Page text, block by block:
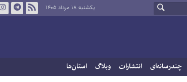
یکشنبه ۱۸ مرداد ۱۴۰۵
چندرسانه‌ای انتشارات وبلاگ استان‌ها